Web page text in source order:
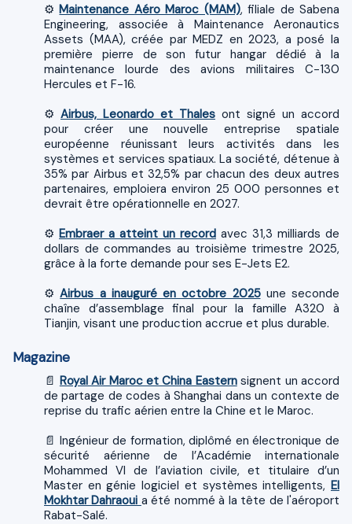
⚙️Maintenance Aéro Maroc (MAM), filiale de Sabena
Engineering, associée à Maintenance Aeronautics
Assets (MAA), créée par MEDZ en 2023, a posé la
première pierre de son futur hangar dédié à la
maintenance lourde des avions militaires C-130
Hercules et F-16.
⚙️ Airbus, Leonardo et Thales ont signé un accord
pour créer une nouvelle entreprise spatiale
européenne réunissant leurs activités dans les
systèmes et services spatiaux. La société, détenue à
35% par Airbus et 32,5% par chacun des deux autres
partenaires, emploiera environ 25 000 personnes et
devrait être opérationnelle en 2027.
⚙️ Embraer a atteint un record avec 31,3 milliards de
dollars de commandes au troisième trimestre 2025,
grâce à la forte demande pour ses E-Jets E2.
⚙️Airbus a inauguré en octobre 2025une seconde
chaîne d’assemblage final pour la famille A320 à
Tianjin, visant une production accrue et plus durable.
Magazine
Royal Air Maroc et China Easternsignent un accord
de partage de codes à Shanghai dans un contexte de
reprise du trafic aérien entre la Chine et le Maroc.
📄 Ingénieur de formation, diplômé en électronique de
sécurité aérienne de l’Académie internationale
Mohammed VI de l’aviation civile, et titulaire d’un
Master en génie logiciel et systèmes intelligents, El
Mokhtar Dahraoui a été nommé à la tête de l'aéroport
Rabat-Salé.